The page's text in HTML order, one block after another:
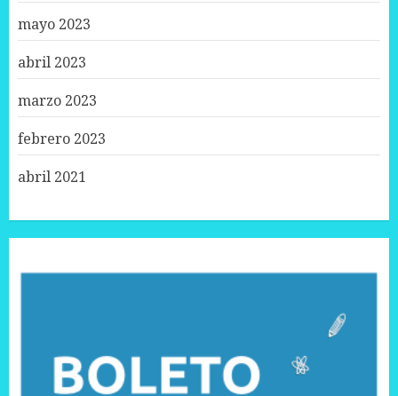
mayo 2023
abril 2023
marzo 2023
febrero 2023
abril 2021